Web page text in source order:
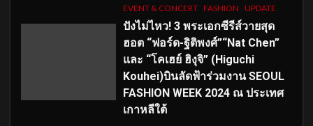
EVENT & CONCERT FASHION UPDATE
ปังไม่ไหว! 3 พระเอกซีรีส์วายสุด
ฮอต “ฟอร์ด-ฐิติพงศ์”“Nat Chen”
และ “โคเฮย์ ฮิงุจิ” (Higuchi
Kouhei)บินลัดฟ้าร่วมงาน SEOUL
FASHION WEEK 2024 ณ ประเทศ
เกาหลีใต้